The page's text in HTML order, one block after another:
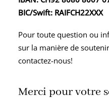
BIC/Swift: RAIFCH22XXX
Pour toute question ou
sur la manière de
contactez-nous!
Merci pour votre